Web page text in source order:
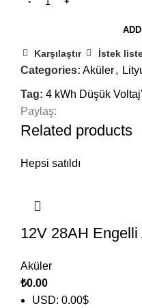
Karşılaştır İstek
Categories: Aküler,
Tag: 4 kWh Düşük
Paylaş:
Related products
Hepsi satıldı
12V 28AH Engelli
Aküler
₺0.00
USD: 0.00$